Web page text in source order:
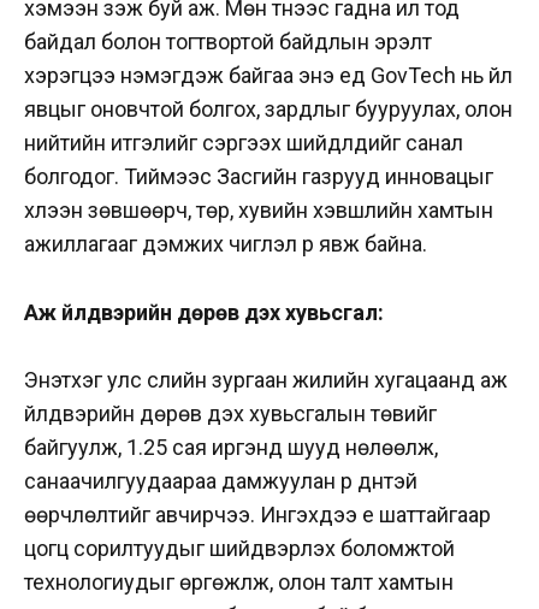
хэмээн үзэж буй аж. Мөн түүнээс гадна ил тод
байдал болон тогтвортой байдлын эрэлт
хэрэгцээ нэмэгдэж байгаа энэ үед GovTech нь үйл
явцыг оновчтой болгох, зардлыг бууруулах, олон
нийтийн итгэлийг сэргээх шийдлүүдийг санал
болгодог. Тиймээс Засгийн газрууд инновацыг
хүлээн зөвшөөрч, төр, хувийн хэвшлийн хамтын
ажиллагааг дэмжих чиглэл рүү явж байна.
Аж үйлдвэрийн дөрөв дэх хувьсгал:
Энэтхэг улс сүүлийн зургаан жилийн хугацаанд аж
үйлдвэрийн дөрөв дэх хувьсгалын төвийг
байгуулж, 1.25 сая иргэнд шууд нөлөөлж,
санаачилгуудаараа дамжуулан үр дүнтэй
өөрчлөлтийг авчирчээ. Ингэхдээ үе шаттайгаар
цогц сорилтуудыг шийдвэрлэх боломжтой
технологиудыг өргөжүүлж, олон талт хамтын